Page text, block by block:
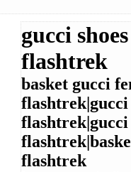
gucci shoes
flashtrek
basket gucci
flashtrek|gucci
flashtrek|gucci
flashtrek